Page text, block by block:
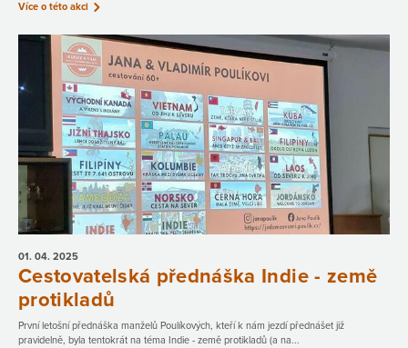
Více o této akci
01. 04. 2025
Cestovatelská přednáška Indie - země
protikladů
První letošní přednáška manželů Poulíkových, kteří k nám jezdí přednášet již
pravidelně, byla tentokrát na téma Indie - země protikladů (a na...